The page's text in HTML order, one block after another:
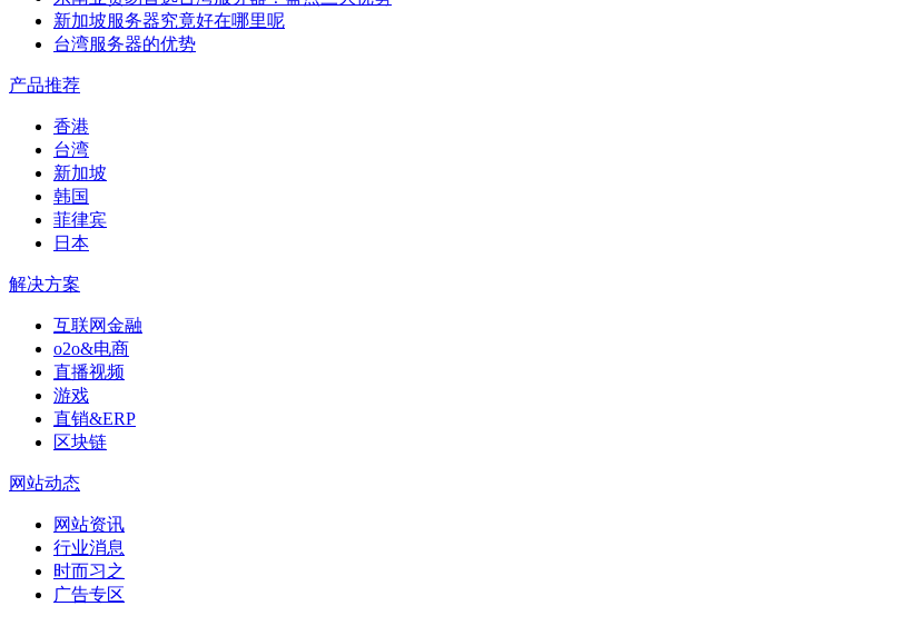
新加坡服务器究竟好在哪里呢
台湾服务器的优势
产品推荐
香港
台湾
新加坡
韩国
菲律宾
日本
解决方案
互联网金融
o2o&电商
直播视频
游戏
直销&ERP
区块链
网站动态
网站资讯
行业消息
时而习之
广告专区